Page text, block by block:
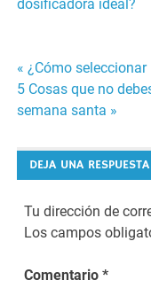
dosificadora ideal?
Navegación
entradas
« ¿Cómo
5 Cosas que no
semana santa »
DEJA UNA RESPUESTA
Tu dirección de
Los campos
Comentario*